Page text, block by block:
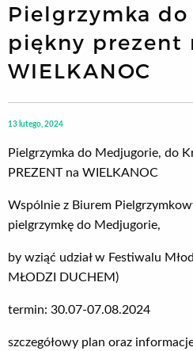
Pielgrzymka
piękny prezent
WIELKANOC
13 lutego, 2024
Pielgrzymka do Medjugorie, do
PREZENT na WIELKANOC
Wspólnie z Biurem
pielgrzymkę do Medjugorie,
by wziąć udział w Festiwalu
MŁODZI DUCHEM)
termin: 30.07-07.08.2024
szczegółowy plan oraz